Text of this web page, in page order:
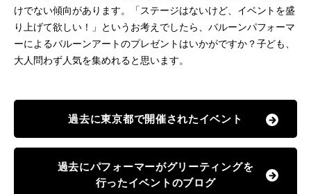
けでない傾向があります。「ステージはないけど、イベントを盛
り上げて欲しい！」というお考えでしたら、バルーンパフォーマ
ーによるバルーンアートのプレゼントはいかがですか？子ども、
大人問わず人気を集めれると思います。
過去に東京都で開催されたイベント
過去にパフォーマーがグリーティングを
行ったイベントのブログ